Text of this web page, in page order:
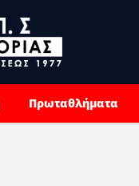
Πρωταθλήματα